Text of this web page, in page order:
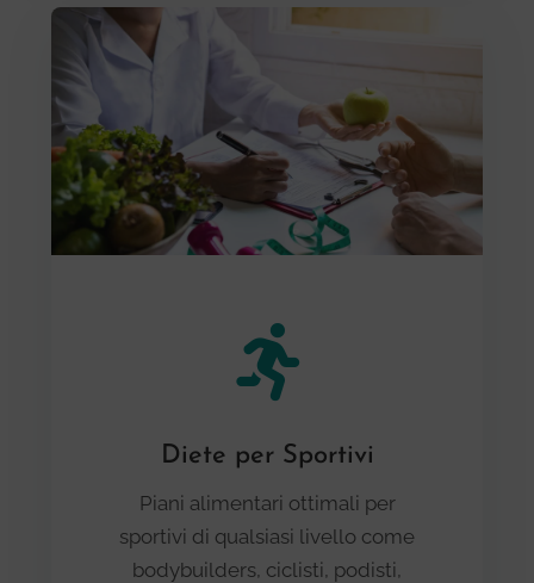
Diete per Sportivi
Piani alimentari ottimali per
sportivi di qualsiasi livello come
bodybuilders, ciclisti, podisti,